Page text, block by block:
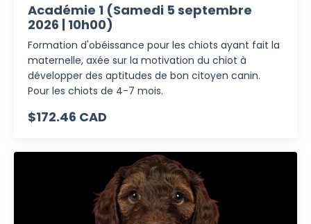
Académie 1 (Samedi 5 septembre
2026 | 10h00)
Formation d'obéissance pour les chiots ayant fait la
maternelle, axée sur la motivation du chiot à
développer des aptitudes de bon citoyen canin.
Pour les chiots de 4-7 mois.
$172.46 CAD